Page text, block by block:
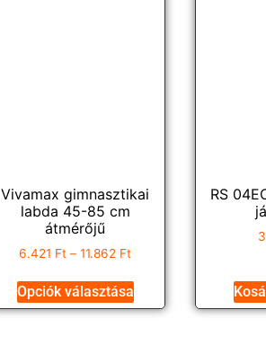
Vivamax gimnasztikai
labda 45-85 cm
átmérőjű
6.421 Ft – 11.862 Ft
Opciók választása
RS